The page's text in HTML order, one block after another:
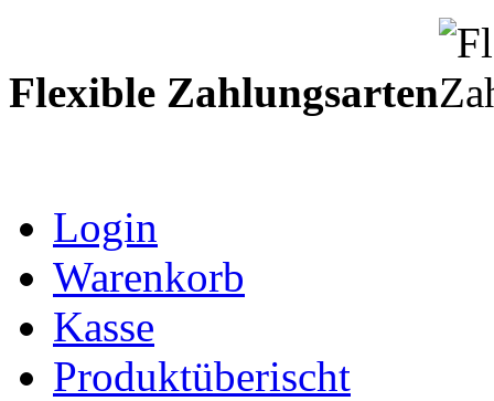
Flexible Zahlungsarten
Login
Warenkorb
Kasse
Produktüberischt